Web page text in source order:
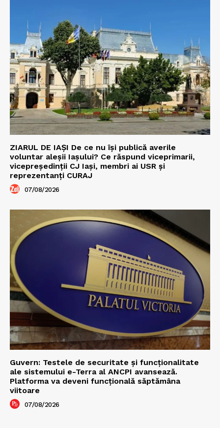
ZIARUL DE IAȘI De ce nu își publică averile
voluntar aleșii Iașului? Ce răspund viceprimarii,
vicepreședinții CJ Iași, membri ai USR și
reprezentanți CURAJ
07/08/2026
Guvern: Testele de securitate și funcționalitate
ale sistemului e-Terra al ANCPI avansează.
Platforma va deveni funcțională săptămâna
viitoare
07/08/2026